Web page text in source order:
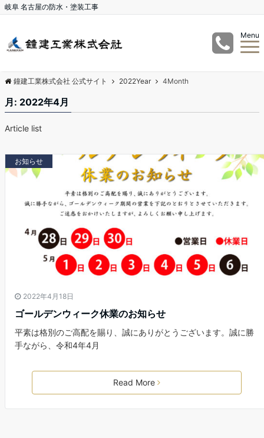
岐阜 名古屋の防水・塗装工事
Menu
鐘建工業株式会社 公式サイト 2022Year 4Month
月: 2022年4月
Article list
お知らせ
2022年4月18日
ゴールデンウィーク休業のお知らせ
平素は格別のご高配を賜り、誠にありがとうございます。誠に勝
手ながら、令和4年4月
Read More